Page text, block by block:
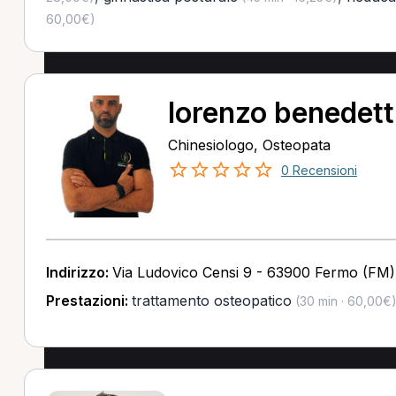
60,00€)
lorenzo
Chinesiologo, Osteopata
0 Recensioni
Indirizzo: Via Ludovico Censi 9 - 63900 Fermo (FM)
Prestazioni: trattamento osteopatico (30 min · 60,00€)